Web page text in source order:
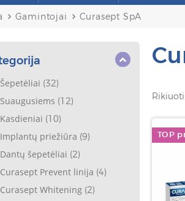
Gamintojai Curasept SpA
Šepetėliai (32)
Suaugusiems (12)
Kasdieniai (10)
Implantų priežiūra (9)
Dantų šepetėliai (2)
Curasept Prevent linija (4)
Curasept Whitening (2)
Rikiuoti:
TOP